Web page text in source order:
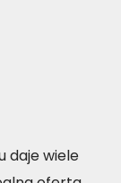
daje wiele